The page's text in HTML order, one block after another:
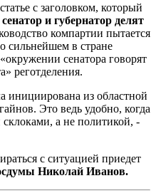
с заголовком, который
и губернатор делят
компартии пытается
сильнейшем в стране
сенатора говорят
реготделения.
инициирована из областной
Это ведь удобно, когда
а не политикой, -
с ситуацией приедет
Николай Иванов.